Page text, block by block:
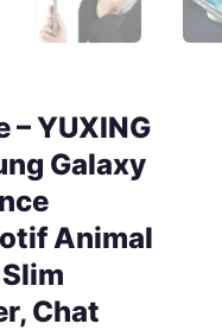
– YUXING
Galaxy
Animal
Chat